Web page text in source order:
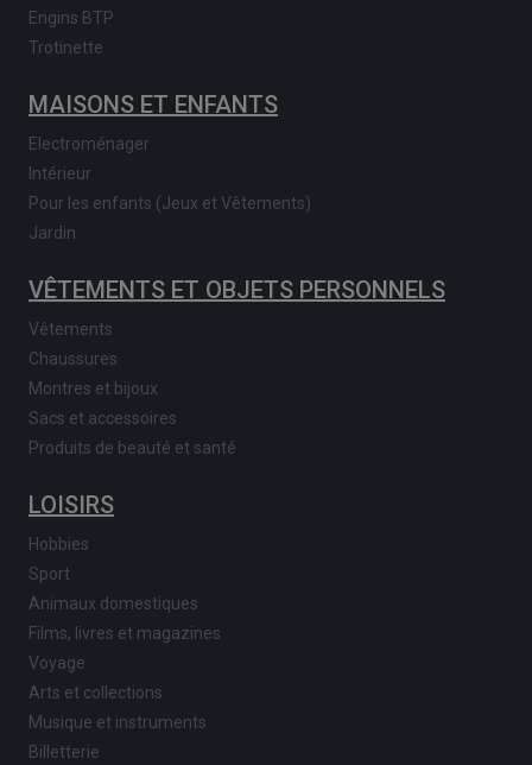
Engins BTP
Trotinette
MAISONS ET ENFANTS
Electroménager
Intérieur
Pour les enfants (Jeux et Vêtements)
Jardin
VÊTEMENTS ET OBJETS PERSONNELS
Vêtements
Chaussures
Montres et bijoux
Sacs et accessoires
Produits de beauté et santé
LOISIRS
Hobbies
Sport
Animaux domestiques
Films, livres et magazines
Voyage
Arts et collections
Musique et instruments
Billetterie